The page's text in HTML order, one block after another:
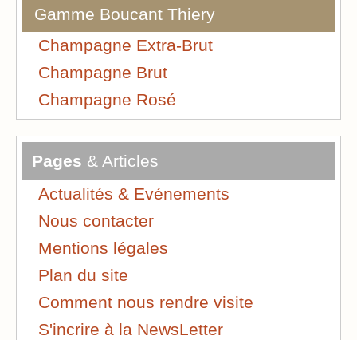
Gamme Boucant Thiery
Champagne Extra-Brut
Champagne Brut
Champagne Rosé
Pages & Articles
Actualités & Evénements
Nous contacter
Mentions légales
Plan du site
Comment nous rendre visite
S'incrire à la NewsLetter